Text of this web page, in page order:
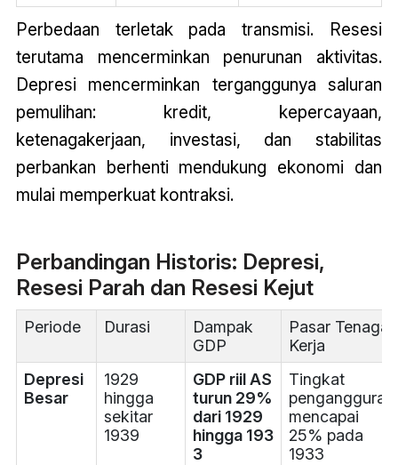
Perbedaan terletak pada transmisi. Resesi
terutama mencerminkan penurunan aktivitas.
Depresi mencerminkan terganggunya saluran
pemulihan: kredit, kepercayaan,
ketenagakerjaan, investasi, dan stabilitas
perbankan berhenti mendukung ekonomi dan
mulai memperkuat kontraksi.
Perbandingan Historis: Depresi,
Resesi Parah dan Resesi Kejut
Periode Durasi
Dampak
GDP
Pasar Tenaga
Kerja
Depresi
Besar
1929
hingga
sekitar
1939
GDP riil AS
turun 29%
dari 1929
hingga 193
3
Tingkat
pengangguran
mencapai
25% pada
1933